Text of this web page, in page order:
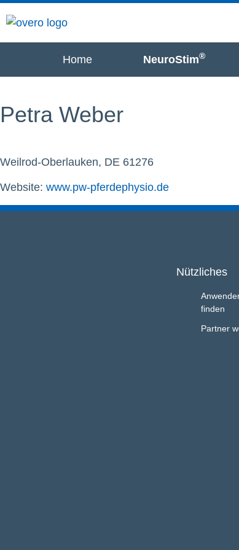
Home NeuroStim®
Petra Weber
Weilrod-Oberlauken, DE 61276
Website: www.pw-pferdephysio.de
Nützliches
finden
Partner